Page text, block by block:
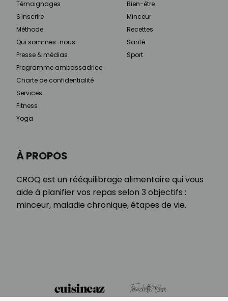
À PROPOS
CROQ est un rééquilibrage alimentaire qui vous
aide à planifier vos repas selon 3 objectifs :
minceur, maladie chronique, étapes de vie.
Témoignages
S'inscrire
Méthode
Qui sommes-nous
Presse & médias
Programme ambassadrice
Charte de confidentialité
Services
Fitness
Yoga
Bien-être
Minceur
Recettes
Santé
Sport